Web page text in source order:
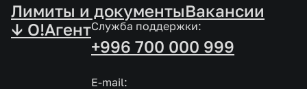
Лимиты и документыВакансии
↓ O!АгентСлужба поддержки:
+996 700 000 999
E-mail: